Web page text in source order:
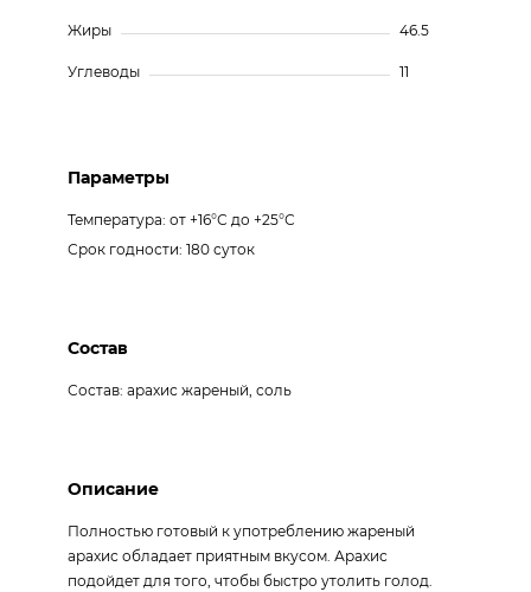
Жиры 46.5
Углеводы 11
Параметры
Температура: от +16°С до +25°С
Срок годности: 180 суток
Состав
Состав: арахис жареный, соль
Описание
Полностью готовый к употреблению жареный
арахис обладает приятным вкусом. Арахис
подойдет для того, чтобы быстро утолить голод.